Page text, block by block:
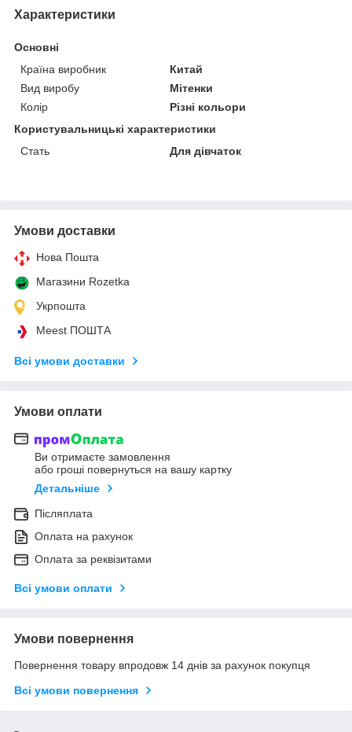
Характеристики
Основні
Країна виробник
Китай
Вид виробу
Мітенки
Колір
Різні кольори
Користувальницькі характеристики
Стать
Для дівчаток
Умови доставки
Нова Пошта
Магазини Rozetka
Укрпошта
Meest ПОШТА
Всі умови доставки
Умови оплати
Ви отримаєте замовлення
або гроші повернуться на вашу картку
Детальніше
Післяплата
Оплата на рахунок
Оплата за реквізитами
Всі умови оплати
Умови повернення
Повернення товару впродовж 14 днів за рахунок покупця
Всі умови повернення